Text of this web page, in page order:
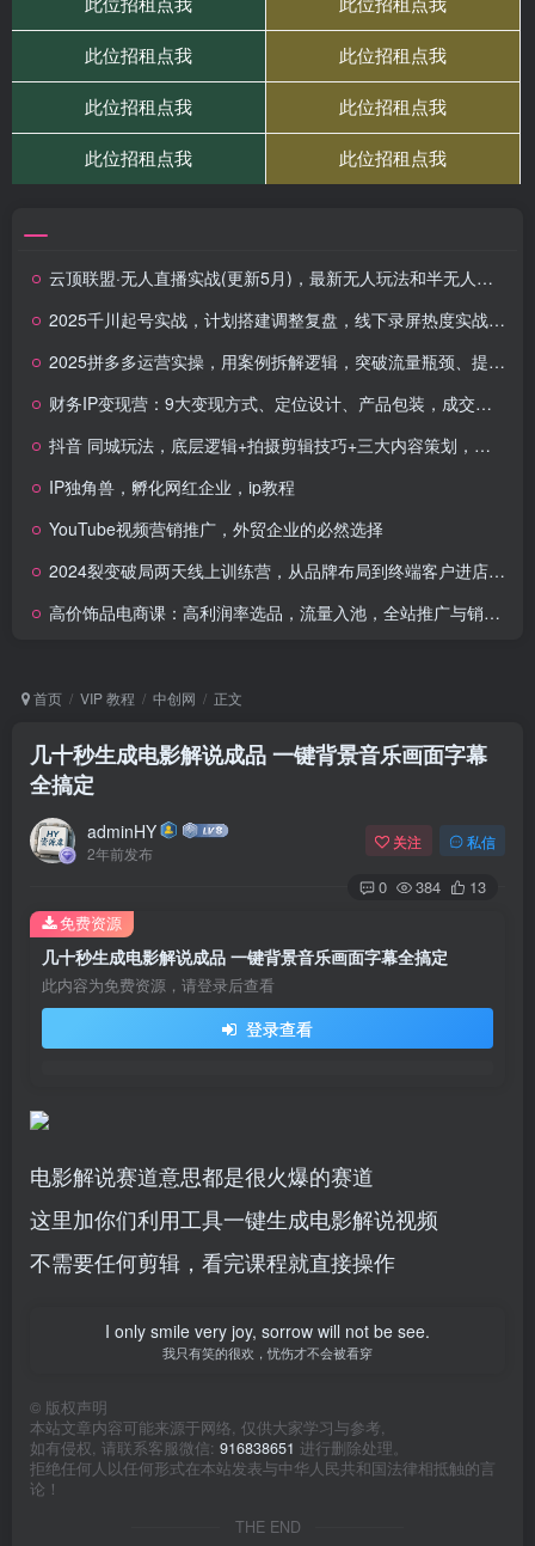
云顶联盟·无人直播实战(更新5月)，最新无人玩法和半无人玩法分享
2025千川起号实战，计划搭建调整复盘，线下录屏热度实战，稳定流量数据
2025拼多多运营实操，用案例拆解逻辑，突破流量瓶颈、提升ROI，实现销量增长
财务IP变现营：9大变现方式、定位设计、产品包装，成交与群发售批量转化
抖音 同城玩法，底层逻辑+拍摄剪辑技巧+三大内容策划，轻松上热门
IP独角兽，孵化网红企业，ip教程
YouTube视频营销推广，外贸企业的必然选择
2024裂变破局两天线上训练营，从品牌布局到终端客户进店，裂变流量让企业逆势增长
高价饰品电商课：高利润率选品，流量入池，全站推广与销量提升
首页 VIP 教程 中创网 正文
几十秒生成电影解说成品 一键背景音乐画面字幕
全搞定
adminHY
2年前发布
关注 私信
0 384 13
几十秒生成电影解说成品 一键背景音乐画面字幕全搞定
此内容为免费资源，请登录后查看
登录查看
免费资源
电影解说赛道意思都是很火爆的赛道
这里加你们利用工具一键生成电影解说视频
不需要任何剪辑，看完课程就直接操作
I only smile very joy, sorrow will not be see.
我只有笑的很欢，忧伤才不会被看穿
© 版权声明
本站文章内容可能来源于网络, 仅供大家学习与参考,
如有侵权, 请联系客服微信: 916838651 进行删除处理。
拒绝任何人以任何形式在本站发表与中华人民共和国法律相抵触的言
论！
THE END